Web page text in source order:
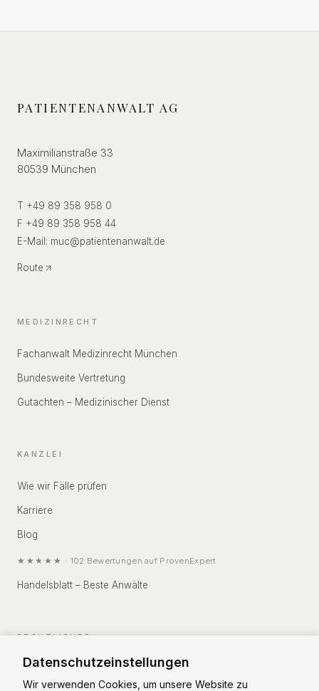
PATIENTENANWALT AG
Maximilianstraße 33
80539 München
T +49 89 358 958 0
F +49 89 358 958 44
E-Mail: muc@patientenanwalt.de
Route
MEDIZINRECHT
Fachanwalt Medizinrecht München
Bundesweite Vertretung
Gutachten – Medizinischer Dienst
KANZLEI
Wie wir Fälle prüfen
Karriere
Blog
★★★★★ · 102 Bewertungen auf ProvenExpert
Handelsblatt – Beste Anwälte
RECHTLICHES
Impressum
Datenschutzeinstellungen
Wir verwenden Cookies, um unsere Website zu